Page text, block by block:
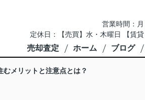
営業時間：
定休日：【売買】水・木曜日 【賃
売却査定 ホーム ブログ
むメリットと注意点とは？